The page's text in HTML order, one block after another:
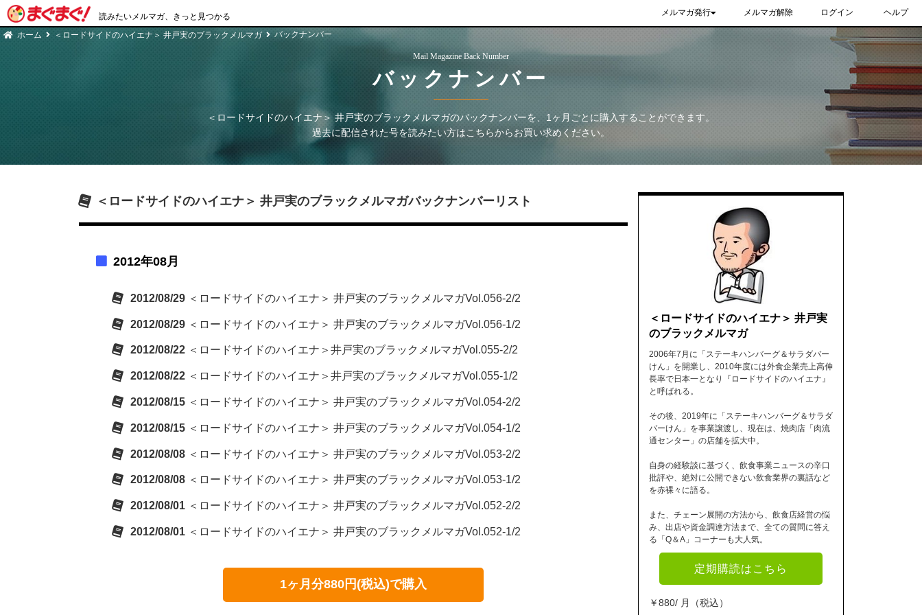
読みたいメルマガ、きっと見つかる メルマガ発行 メルマガ解除 ログイン ヘルプ
ホーム ＜ロードサイドのハイエナ＞ 井戸実のブラックメルマガ バックナンバー
Mail Magazine Back Number
バックナンバー
＜ロードサイドのハイエナ＞ 井戸実のブラックメルマガのバックナンバーを、1ヶ月ごとに購入することができます。
過去に配信された号を読みたい方はこちらからお買い求めください。
＜ロードサイドのハイエナ＞ 井戸実のブラックメルマガバックナンバーリスト
2012年08月
2012/08/29 ＜ロードサイドのハイエナ＞ 井戸実のブラックメルマガVol.056-2/2
2012/08/29 ＜ロードサイドのハイエナ＞ 井戸実のブラックメルマガVol.056-1/2
2012/08/22 ＜ロードサイドのハイエナ＞井戸実のブラックメルマガVol.055-2/2
2012/08/22 ＜ロードサイドのハイエナ＞井戸実のブラックメルマガVol.055-1/2
2012/08/15 ＜ロードサイドのハイエナ＞ 井戸実のブラックメルマガVol.054-2/2
2012/08/15 ＜ロードサイドのハイエナ＞ 井戸実のブラックメルマガVol.054-1/2
2012/08/08 ＜ロードサイドのハイエナ＞ 井戸実のブラックメルマガVol.053-2/2
2012/08/08 ＜ロードサイドのハイエナ＞ 井戸実のブラックメルマガVol.053-1/2
2012/08/01 ＜ロードサイドのハイエナ＞ 井戸実のブラックメルマガVol.052-2/2
2012/08/01 ＜ロードサイドのハイエナ＞ 井戸実のブラックメルマガVol.052-1/2
1ヶ月分880円(税込)で購入
＜ロードサイドのハイエナ＞ 井戸実
のブラックメルマガ
2006年7月に「ステーキハンバーグ＆サラダバー
けん」を開業し、2010年度には外食企業売上高伸
長率で日本一となり『ロードサイドのハイエナ』
と呼ばれる。
その後、2019年に「ステーキハンバーグ＆サラダ
バーけん」を事業譲渡し、現在は、焼肉店「肉流
通センター」の店舗を拡大中。
自身の経験談に基づく、飲食事業ニュースの辛口
批評や、絶対に公開できない飲食業界の裏話など
を赤裸々に語る。
また、チェーン展開の方法から、飲食店経営の悩
み、出店や資金調達方法まで、全ての質問に答え
る「Q＆A」コーナーも大人気。
定期購読はこちら
￥880/ 月（税込）